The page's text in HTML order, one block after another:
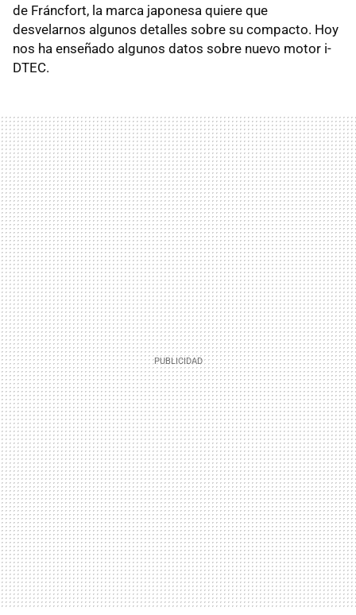
de Fráncfort, la marca japonesa quiere que
desvelarnos algunos detalles sobre su compacto. Hoy
nos ha enseñado algunos datos sobre nuevo motor i-
DTEC.